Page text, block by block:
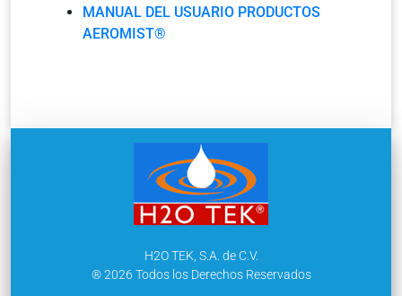
MANUAL DEL USUARIO PRODUCTOS
AEROMIST®
H2O TEK, S.A. de C.V.
® 2026 Todos los Derechos Reservados